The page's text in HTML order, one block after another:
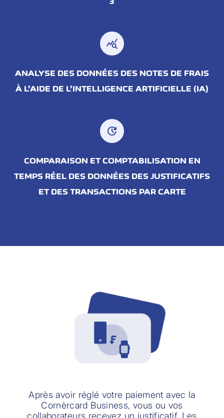
query_stats
ANALYSE DES DONNÉES DES NOTES DE FRAIS
À L’AIDE DE L’INTELLIGENCE ARTIFICIELLE (IA)
update
COMPARAISON ET COMPTABILISATION EN
TEMPS RÉEL DES DONNÉES DES JUSTIFICATIFS
ET DES TRANSACTIONS PAR CARTE
Après avoir réglé votre paiement avec la
Cornèrcard Business, vous ou vos
collaborateurs recevez un justificatif. Les